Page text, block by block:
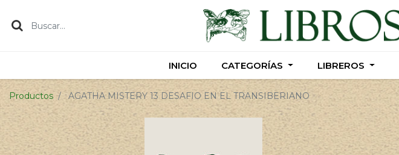
INICIO CATEGORÍAS LIBREROS
INICIO CATEGORÍAS LIBREROS
Productos AGATHA MISTERY 13 DESAFIO EN EL TRANSIBERIANO